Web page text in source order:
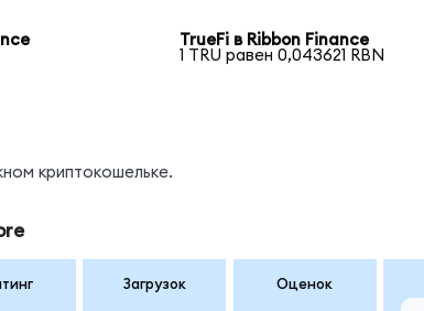
TrueFi в Ribbon Finance
1 TRU равен 0,043621 RBN
криптокошельке.
Загрузок Оценок